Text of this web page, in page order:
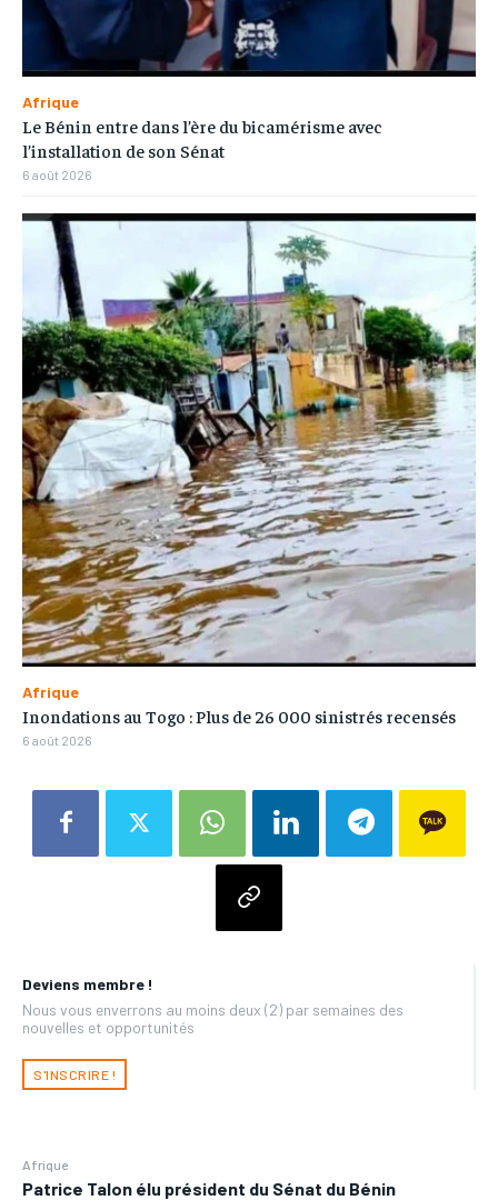
Deviens membre !
Nous vous enverrons au moins deux (2) par semaines des
nouvelles et opportunités
S'INSCRIRE !
Afrique
Patrice Talon élu président du Sénat du Bénin
Afrique
Le Bénin entre dans l’ère du bicamérisme avec
l’installation de son Sénat
6 août 2026
Afrique
Inondations au Togo : Plus de 26 000 sinistrés recensés
6 août 2026